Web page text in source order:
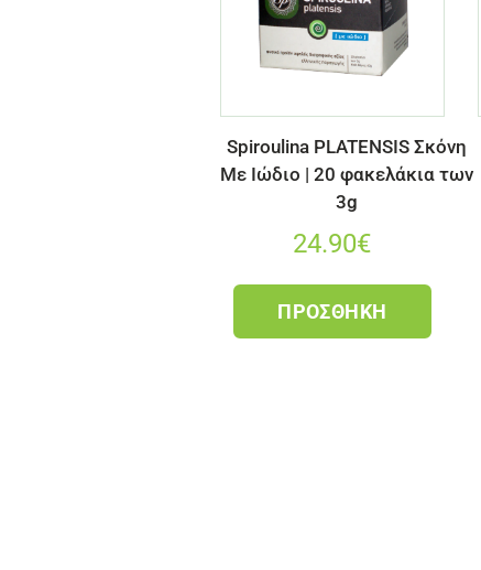
Spiroulina PLATENSIS Σκόνη
Με Ιώδιο | 20 φακελάκια των
3g
24.90€
ΠΡΟΣΘΉΚΗ